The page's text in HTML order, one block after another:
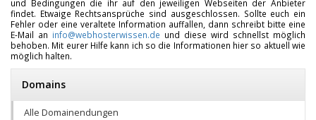
und Bedingungen die ihr auf den jeweiligen Webseiten der Anbieter
findet. Etwaige Rechtsansprüche sind ausgeschlossen. Sollte euch ein
Fehler oder eine veraltete Information auffallen, dann schreibt bitte eine
E-Mail an info@webhosterwissen.de und diese wird schnellst möglich
behoben. Mit eurer Hilfe kann ich so die Informationen hier so aktuell wie
möglich halten.
Domains
Alle Domainendungen